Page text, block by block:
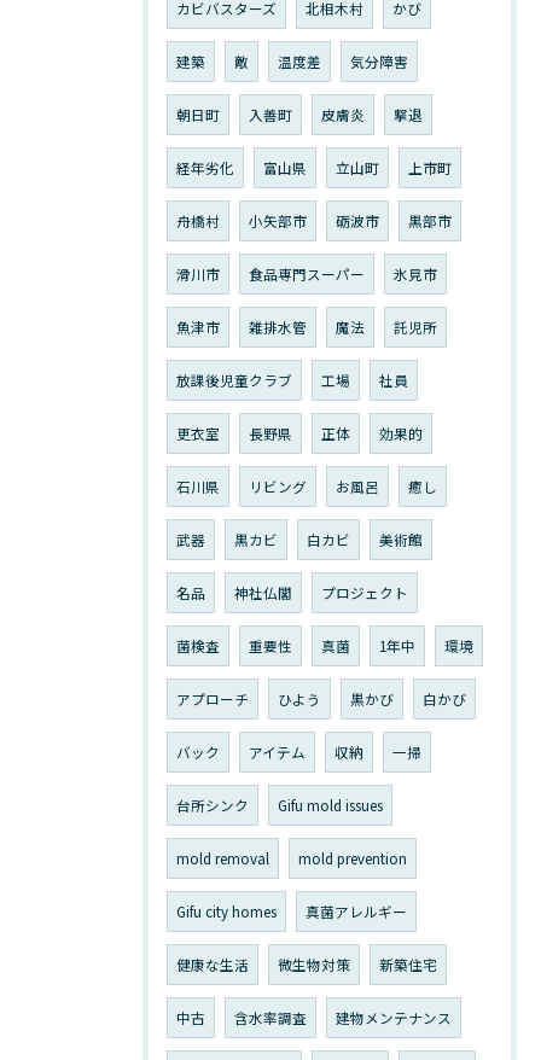
カビバスターズ 北相木村 かび
建築 敵 温度差 気分障害
朝日町 入善町 皮膚炎 撃退
経年劣化 富山県 立山町 上市町
舟橋村 小矢部市 砺波市 黒部市
滑川市 食品専門スーパー 氷見市
魚津市 雑排水管 魔法 託児所
放課後児童クラブ 工場 社員
更衣室 長野県 正体 効果的
石川県 リビング お風呂 癒し
武器 黒カビ 白カビ 美術館
名品 神社仏閣 プロジェクト
菌検査 重要性 真菌 1年中 環境
アプローチ ひよう 黒かび 白かび
バック アイテム 収納 一掃
台所シンク Gifu mold issues
mold removal mold prevention
Gifu city homes 真菌アレルギー
健康な生活 微生物対策 新築住宅
中古 含水率調査 建物メンテナンス